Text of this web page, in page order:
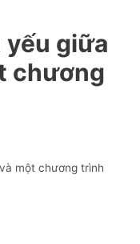
yếu giữa
chương
một chương trình